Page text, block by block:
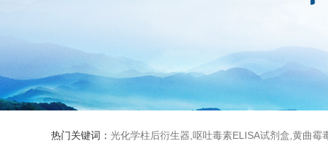
热门关键词： 光化学柱后衍生器,呕吐毒素ELISA试剂盒,黄曲霉